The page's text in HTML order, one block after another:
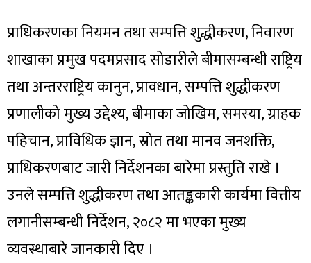
प्राधिकरणका नियमन तथा सम्पत्ति शुद्धीकरण, निवारण
शाखाका प्रमुख पदमप्रसाद सोडारीले बीमासम्बन्धी राष्ट्रिय
तथा अन्तरराष्ट्रिय कानुन, प्रावधान, सम्पत्ति शुद्धीकरण
प्रणालीको मुख्य उद्देश्य, बीमाका जोखिम, समस्या, ग्राहक
पहिचान, प्राविधिक ज्ञान, स्रोत तथा मानव जनशक्ति,
प्राधिकरणबाट जारी निर्देशनका बारेमा प्रस्तुति राखे ।
उनले सम्पत्ति शुद्धीकरण तथा आतङ्ककारी कार्यमा वित्तीय
लगानीसम्बन्धी निर्देशन, २०८२ मा भएका मुख्य
व्यवस्थाबारे जानकारी दिए ।